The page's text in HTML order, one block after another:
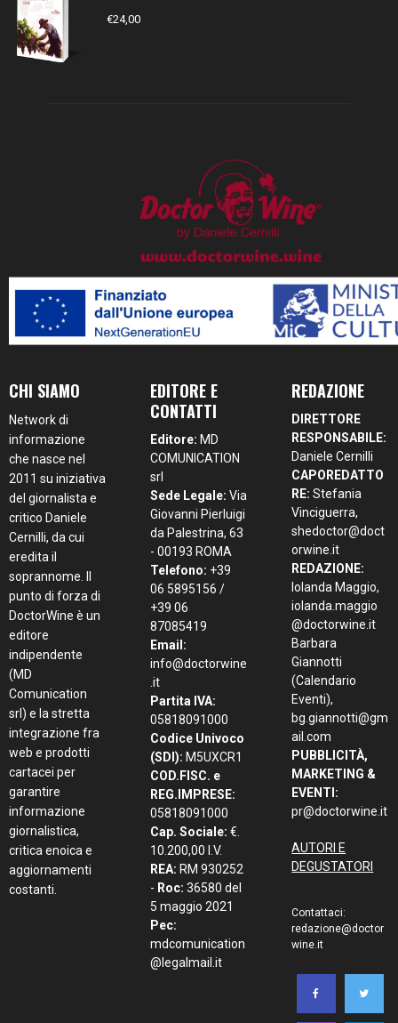
€24,00
CHI SIAMO
Network di
informazione
che nasce nel
2011 su iniziativa
del giornalista e
critico Daniele
Cernilli, da cui
eredita il
soprannome. Il
punto di forza di
DoctorWine è un
editore
indipendente
(MD
Comunication
srl) e la stretta
integrazione fra
web e prodotti
cartacei per
garantire
informazione
giornalistica,
critica enoica e
aggiornamenti
costanti.
EDITORE E
CONTATTI
Editore: MD
COMUNICATION
srl
Sede Legale: Via
Giovanni Pierluigi
da Palestrina, 63
- 00193 ROMA
Telefono: +39
06 5895156 /
+39 06
87085419
Email:
info@doctorwine
.it
Partita IVA:
05818091000
Codice Univoco
(SDI): M5UXCR1
COD.FISC. e
REG.IMPRESE:
05818091000
Cap. Sociale: €.
10.200,00 I.V.
REA: RM 930252
- Roc: 36580 del
5 maggio 2021
Pec:
mdcomunication
@legalmail.it
REDAZIONE
DIRETTORE
RESPONSABILE:
Daniele Cernilli
CAPOREDATTO
RE: Stefania
Vinciguerra,
shedoctor@doct
orwine.it
REDAZIONE:
Iolanda Maggio,
iolanda.maggio
@doctorwine.it
Barbara
Giannotti
(Calendario
Eventi),
bg.giannotti@gm
ail.com
PUBBLICITÀ,
MARKETING &
EVENTI:
pr@doctorwine.it
AUTORI E
DEGUSTATORI
Contattaci:
redazione@doctor
wine.it